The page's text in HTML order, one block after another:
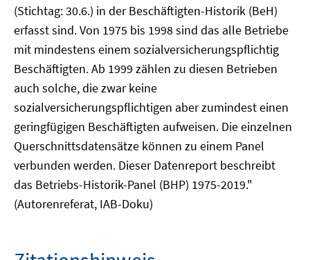
(Stichtag: 30.6.) in der Beschäftigten-Historik (BeH)
erfasst sind. Von 1975 bis 1998 sind das alle Betriebe
mit mindestens einem sozialversicherungspflichtig
Beschäftigten. Ab 1999 zählen zu diesen Betrieben
auch solche, die zwar keine
sozialversicherungspflichtigen aber zumindest einen
geringfügigen Beschäftigten aufweisen. Die einzelnen
Querschnittsdatensätze können zu einem Panel
verbunden werden. Dieser Datenreport beschreibt
das Betriebs-Historik-Panel (BHP) 1975-2019."
(Autorenreferat, IAB-Doku)